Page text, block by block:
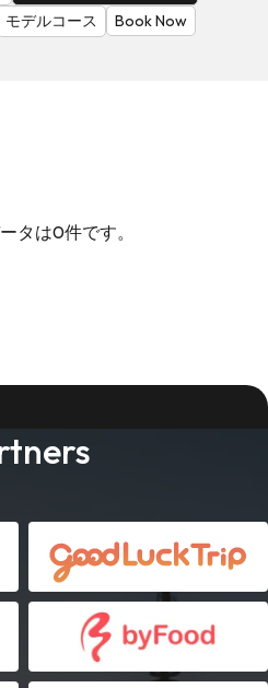
モデルコース Book Now
タは0件です。